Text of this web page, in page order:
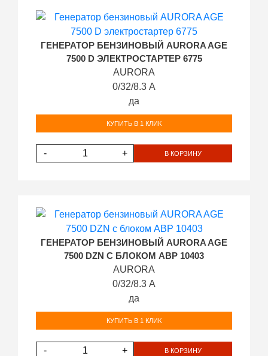
ГЕНЕРАТОР БЕНЗИНОВЫЙ AURORA AGE
7500 D ЭЛЕКТРОСТАРТЕР 6775
AURORA
0/32/8.3 А
да
КУПИТЬ В 1 КЛИК
- + В КОРЗИНУ
ГЕНЕРАТОР БЕНЗИНОВЫЙ AURORA AGE
7500 DZN С БЛОКОМ АВР 10403
AURORA
0/32/8.3 А
да
КУПИТЬ В 1 КЛИК
- + В КОРЗИНУ